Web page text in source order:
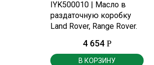
IYK500010 | Масло в
раздаточную коробку
Land Rover, Range Rover.
4 654 Р
В КОРЗИНУ